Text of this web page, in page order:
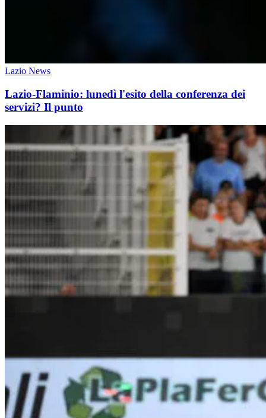
Lazio News
Lazio-Flaminio: lunedì l'esito della conferenza dei
servizi? Il punto